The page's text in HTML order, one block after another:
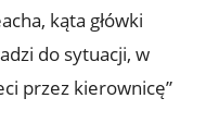
kąta główki
do sytuacji, w
przez kierownicę”